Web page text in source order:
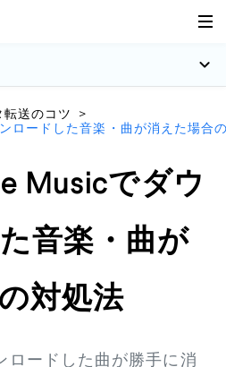
送のコツ
>
ロードした音楽・曲が消えた場合
Musicでダウ
音楽・曲が
対処法
ードした曲が勝手に消